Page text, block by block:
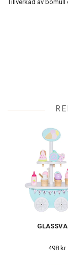
Tillverkad av bomull
498 kr